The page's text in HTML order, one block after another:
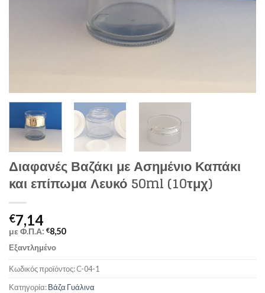
Διαφανές Βαζάκι με Ασημένιο Καπάκι
και επίπωμα Λευκό 50ml (10τμχ)
€7,14
με Φ.Π.Α: €8,50
Εξαντλημένο
Κωδικός προϊόντος:C-04-1
Κατηγορία:Βάζα Γυάλινα